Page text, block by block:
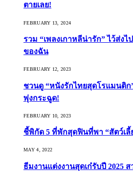
ตายเลย!
FEBRUARY 13, 2024
รวม “เพลงเกาหลีน่ารัก” ไว้ส่ง
ของฉัน
FEBRUARY 12, 2023
ชวนดู “หนังรักไทยสุดโรแมนติ
พุ่งกระฉูด!
FEBRUARY 10, 2023
ชี้พิกัด 5 ที่พักสุดฟินที่พา “สัตว์เลี้
MAY 4, 2022
ธีมงานแต่งงานสุดเก๋รับปี 2025 ส